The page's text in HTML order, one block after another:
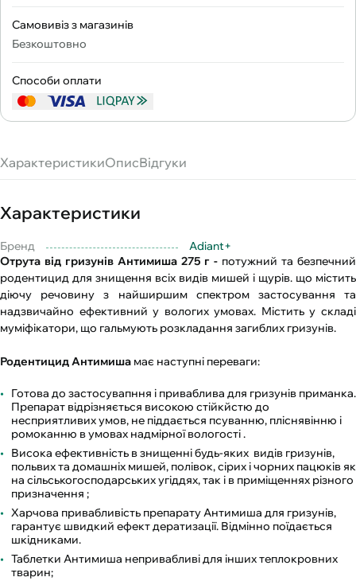
Самовивіз з магазинів
Безкоштовно
Способи оплати
ХарактеристикиОписВідгуки
Характеристики
Бренд
Adiant+
Отрута від гризунів Антимиша 275 г - потужний та безпечний
родентицид для знищення всіх видів мишей і щурів. що містить
діючу речовину з найширшим спектром застосування та
надзвичайно ефективний у вологих умовах. Містить у складі
муміфікатори, що гальмують розкладання загиблих гризунів.
Родентицид Антимиша має наступні переваги:
Готова до застосувапння і приваблива для гризунів приманка.
Препарат відрізняється високою стійкйстю до
несприятливих умов, не піддається псуванню, пліснявінню і
ромоканню в умовах надмірної вологості .
Висока ефективність в знищенні будь-яких видів гризунів,
польвих та домашніх мишей, полівок, сірих і чорних пацюків як
на сільськогосподарських угіддях, так і в приміщеннях різного
призначення ;
Харчова привабливість препарату Антимиша для гризунів,
гарантує швидкий ефект дератизації. Відмінно поїдається
шкідниками.
Таблетки Антимиша непривабливі для інших теплокровних
тварин;